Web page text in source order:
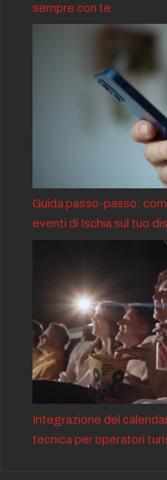
sempre con te
Guida passo-passo:
eventi di Ischia sul tuo
Integrazione del
tecnica per operatori